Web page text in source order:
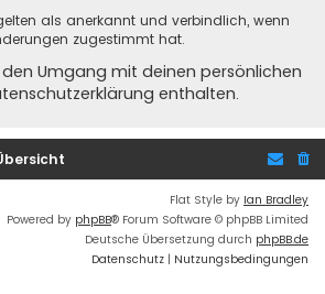
als anerkannt und verbindlich, wenn
zugestimmt hat.
Umgang mit deinen persönlichen
enthalten.
Flat Style by Ian Bradley
Powered by phpBB® Forum Software © phpBB Limited
Deutsche Übersetzung durch phpBB.de
Datenschutz | Nutzungsbedingungen